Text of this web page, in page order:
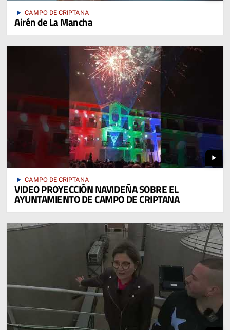
play_arrow CAMPO DE CRIPTANA
Airén de La Mancha
play_arrow
play_arrow CAMPO DE CRIPTANA
VIDEO PROYECCIÓN NAVIDEÑA SOBRE EL
AYUNTAMIENTO DE CAMPO DE CRIPTANA